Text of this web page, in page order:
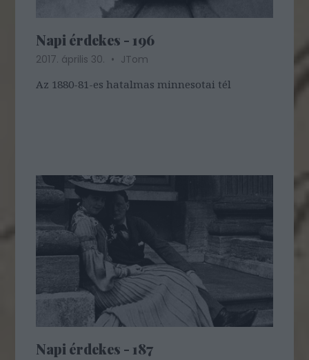
Napi érdekes - 196
2017. április 30.
JTom
Az 1880-81-es hatalmas minnesotai tél
Napi érdekes - 187